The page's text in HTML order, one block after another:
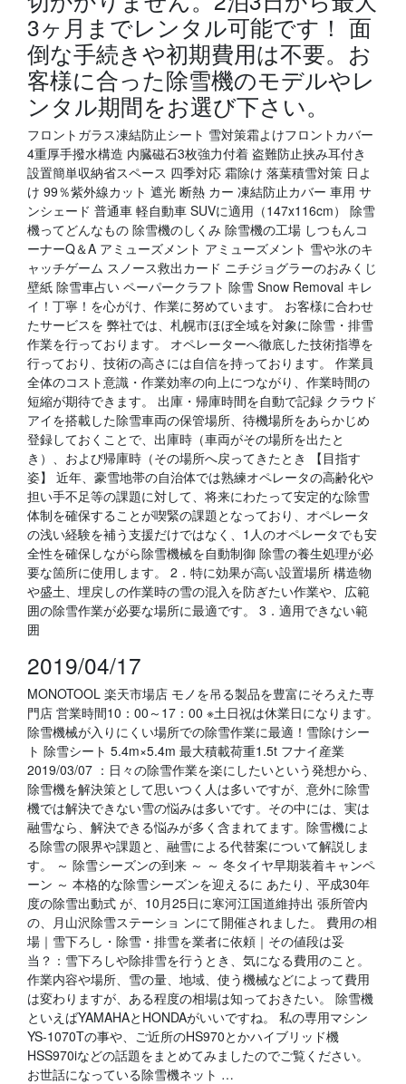
3ヶ月までレンタル可能です！ 面
倒な手続きや初期費用は不要。お
客様に合った除雪機のモデルやレ
ンタル期間をお選び下さい。
フロントガラス凍結防止シート 雪対策霜よけフロントカバー
4重厚手撥水構造 内臓磁石3枚強力付着 盗難防止挟み耳付き
設置簡単収納省スペース 四季対応 霜除け 落葉積雪対策 日よ
け 99％紫外線カット 遮光 断熱 カー 凍結防止カバー 車用 サ
ンシェード 普通車 軽自動車 SUVに適用（147x116cm） 除雪
機ってどんなもの 除雪機のしくみ 除雪機の工場 しつもんコ
ーナーQ＆A アミューズメント アミューズメント 雪や氷のキ
ャッチゲーム スノース救出カード ニチジョグラーのおみくじ
壁紙 除雪車占い ペーパークラフト 除雪 Snow Removal キレ
イ！丁寧！を心がけ、作業に努めています。 お客様に合わせ
たサービスを 弊社では、札幌市ほぼ全域を対象に除雪・排雪
作業を行っております。 オペレーターへ徹底した技術指導を
行っており、技術の高さには自信を持っております。 作業員
全体のコスト意識・作業効率の向上につながり、作業時間の
短縮が期待できます。 出庫・帰庫時間を自動で記録 クラウド
アイを搭載した除雪車両の保管場所、待機場所をあらかじめ
登録しておくことで、出庫時（車両がその場所を出たと
き）、および帰庫時（その場所へ戻ってきたとき 【目指す
姿】 近年、豪雪地帯の自治体では熟練オペレータの高齢化や
担い手不足等の課題に対して、将来にわたって安定的な除雪
体制を確保することが喫緊の課題となっており、オペレータ
の浅い経験を補う支援だけではなく、1人のオペレータでも安
全性を確保しながら除雪機械を自動制御 除雪の養生処理が必
要な箇所に使用します。 2．特に効果が高い設置場所 構造物
や盛土、埋戻しの作業時の雪の混入を防ぎたい作業や、広範
囲の除雪作業が必要な場所に最適です。 3．適用できない範
囲
2019/04/17
MONOTOOL 楽天市場店 モノを吊る製品を豊富にそろえた専
門店 営業時間10：00～17：00 ※土日祝は休業日になります。
除雪機械が入りにくい場所での除雪作業に最適！雪除けシー
ト 除雪シート 5.4m×5.4m 最大積載荷重1.5t フナイ産業
2019/03/07 ：日々の除雪作業を楽にしたいという発想から、
除雪機を解決策として思いつく人は多いですが、意外に除雪
機では解決できない雪の悩みは多いです。その中には、実は
融雪なら、解決できる悩みが多く含まれてます。除雪機によ
る除雪の限界や課題と、融雪による代替案について解説しま
す。 ～ 除雪シーズンの到来 ～ ～ 冬タイヤ早期装着キャンペ
ーン ～ 本格的な除雪シーズンを迎えるに あたり、平成30年
度の除雪出動式 が、10月25日に寒河江国道維持出 張所管内
の、月山沢除雪ステーショ ンにて開催されました。 費用の相
場｜雪下ろし・除雪・排雪を業者に依頼｜その値段は妥
当？：雪下ろしや除排雪を行うとき、気になる費用のこと。
作業内容や場所、雪の量、地域、使う機械などによって費用
は変わりますが、ある程度の相場は知っておきたい。 除雪機
といえばYAMAHAとHONDAがいいですね。 私の専用マシン
YS-1070Tの事や、ご近所のHS970とかハイブリッド機
HSS970iなどの話題をまとめてみましたのでご覧ください。
お世話になっている除雪機ネット …